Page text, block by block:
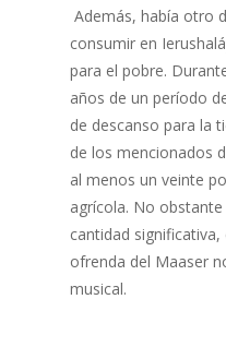
Además, había otro
consumir en
para el pobre.
años de un período
de descanso para la
de los mencionados
al menos un veinte
agrícola. No
cantidad
ofrenda del Maaser
musical.